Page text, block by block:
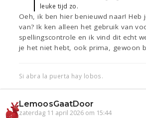
leuke tijd zo.
Oeh, ik ben hier benieuwd naar! Heb
van? Ik ken alleen het gebruik van
spellingscontrole en ik vind dit echt
je het niet hebt, ook prima, gewoon
Si abra la puerta hay lobos.
LemoosGaatDoor
zaterdag 11 april 2026 om 15:44